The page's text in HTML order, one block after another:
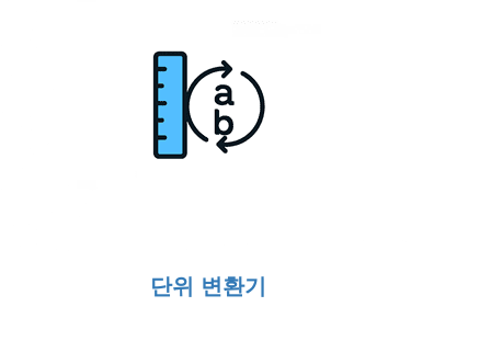
단위 변환기